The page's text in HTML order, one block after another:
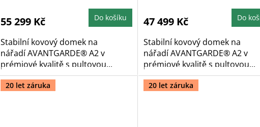
55 299 Kč Do košíku
Stabilní kovový domek na
nářadí AVANTGARDE® A2 v
prémiové kvalitě s pultovou...
47 499 Kč Do
Stabilní kovový domek na
nářadí AVANTGARDE® A2 v
prémiové kvalitě s pultovou...
20 let záruka 20 let záruka